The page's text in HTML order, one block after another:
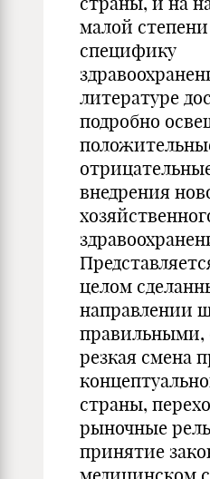
малой
специфику
литературе
подробно
внедрения
целом
направлении
правильными,
резкая смена
страны,
рыночные
принятие